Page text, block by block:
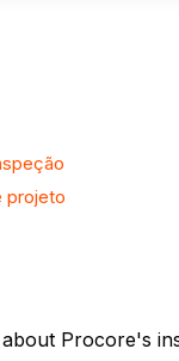
projeto
Procore's